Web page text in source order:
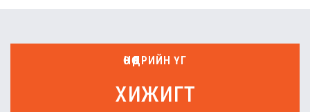
ӨНӨӨДРИЙН ҮГ
хижигт